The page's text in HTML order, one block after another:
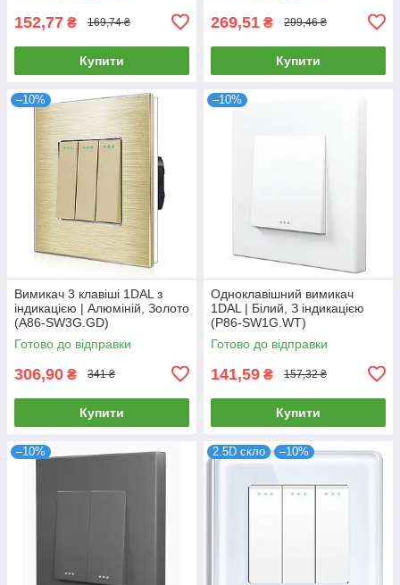
152,77 ₴ 169,74 ₴
Купити
269,51 ₴ 299,46 ₴
Купити
–10%
Вимикач 3 клавіші 1DAL з
індикацією | Алюміній, Золото
(А86-SW3G.GD)
Готово до відправки
306,90 ₴ 341 ₴
Купити
–10%
Одноклавішний вимикач
1DAL | Білий, З індикацією
(P86-SW1G.WT)
Готово до відправки
141,59 ₴ 157,32 ₴
Купити
–10% 2.5D скло –10%